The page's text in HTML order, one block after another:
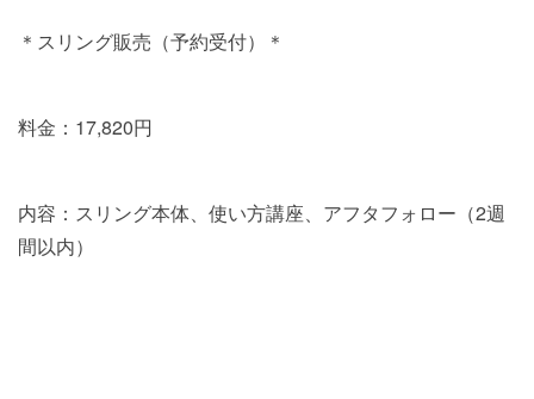
＊スリング販売（予約受付）＊
料金：17,820円
内容：スリング本体、使い方講座、アフタフォロー（2週
間以内）